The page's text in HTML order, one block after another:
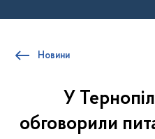
Новини
У
обговорили